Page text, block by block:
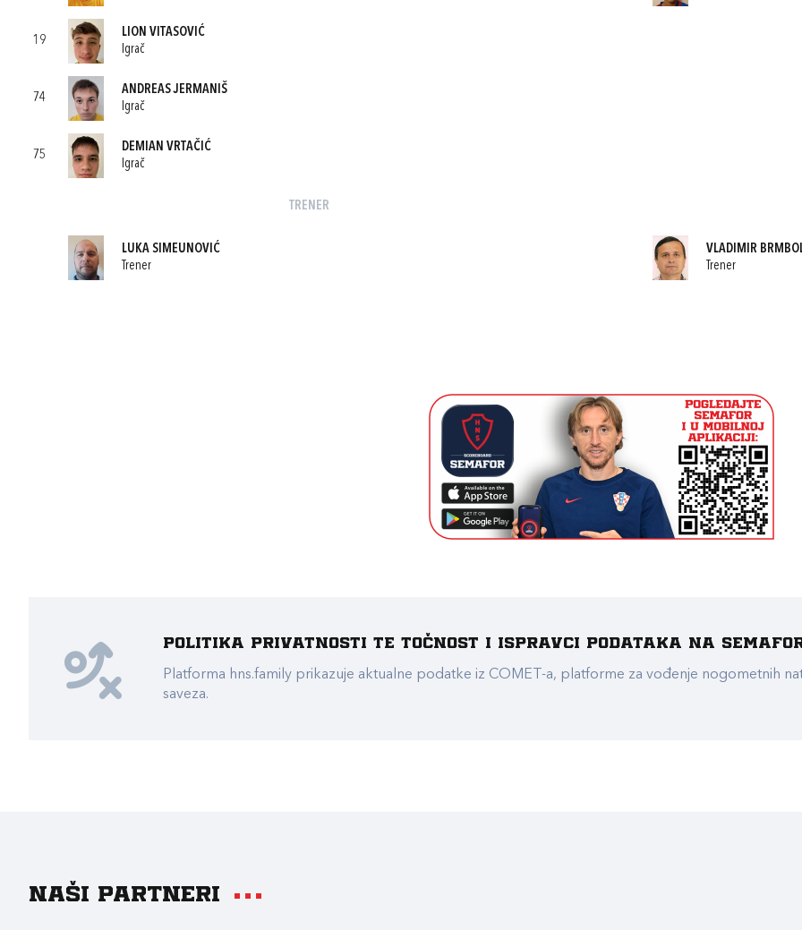
19
LION VITASOVIĆ
Igrač
74
ANDREAS JERMANIŠ
Igrač
75
DEMIAN VRTAČIĆ
Igrač
TRENER
LUKA SIMEUNOVIĆ
Trener
VLADIMIR
Trener
Politika privatnosti te točnost i ispravci podataka na
Platforma hns.family prikazuje aktualne podatke iz COMET-a, platforme za vođenje nogometnih
saveza.
Naši partneri